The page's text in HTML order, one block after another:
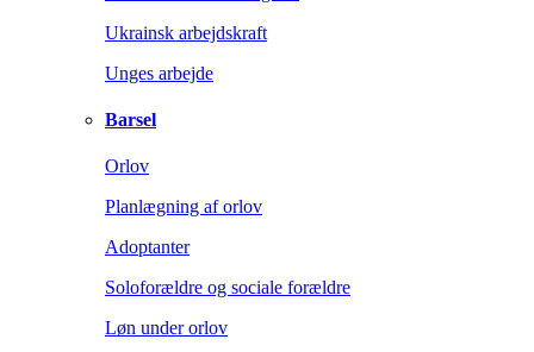
Ukrainsk arbejdskraft
Unges arbejde
Barsel
Orlov
Planlægning af orlov
Adoptanter
Soloforældre og sociale forældre
Løn under orlov